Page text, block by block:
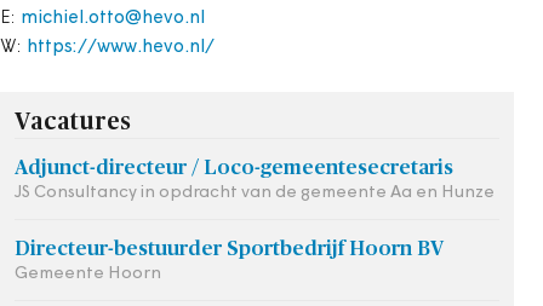
E: michiel.otto@hevo.nl
W: https://www.hevo.nl/
Vacatures
Adjunct-directeur / Loco-gemeentesecretaris
JS Consultancy in opdracht van de gemeente Aa en Hunze
Directeur-bestuurder Sportbedrijf Hoorn BV
Gemeente Hoorn